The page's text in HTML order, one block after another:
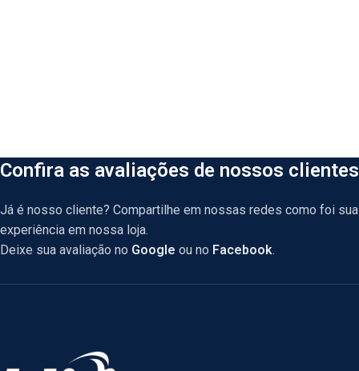
Confira as avaliações de nossos clientes
Já é nosso cliente? Compartilhe em nossas redes como foi sua
experiência em nossa loja.
Deixe sua avaliação no Google ou no Facebook.